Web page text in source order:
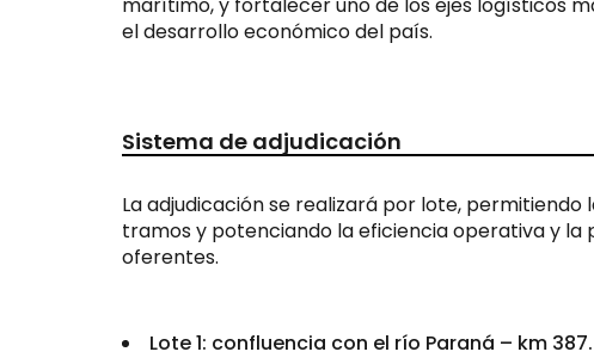
el desarrollo económico del país.
Sistema de adjudicación
La adjudicación se realizará por lote, permitiendo
tramos y potenciando la eficiencia operativa y la
oferentes.
Lote 1: confluencia con el río Paraná – km 387.